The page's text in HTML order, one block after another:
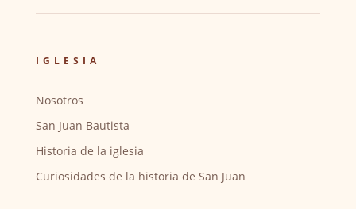
IGLESIA
Nosotros
San Juan Bautista
Historia de la iglesia
Curiosidades de la historia de San Juan